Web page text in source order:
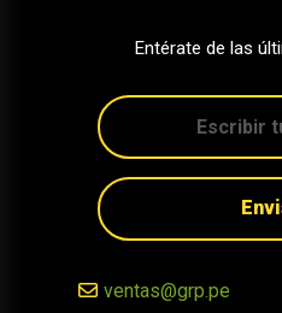
Entérate de las
ventas@grp.pe